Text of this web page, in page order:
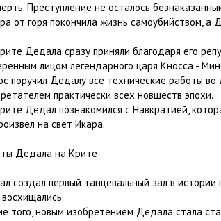
Преступление не осталось
от горя покончила жизнь самоубийством, а
Дедала сразу приняли благодаря его
лицом легендарного царя Кносса -
поручил Дедалу все технические работы
практически всех новшеств эпохи.
Дедал познакомился с Навкратией,
на свет Икара.
Дедала на Крите
создал первый танцевальный зал в
восхищались.
того, новым изобретением Дедала стала